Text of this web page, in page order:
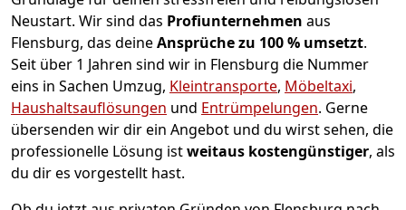
Neustart. Wir sind das Profiunternehmen aus
Flensburg, das deineAnsprüche zu 100 % umsetzt.
Seit über 1 Jahren sind wir in Flensburg die Nummer
eins in Sachen Umzug, Kleintransporte, Möbeltaxi,
Haushaltsauflösungen und Entrümpelungen. Gerne
übersenden wir dir ein Angebot und du wirst sehen, die
professionelle Lösung istweitaus kostengünstiger, als
du dir es vorgestellt hast.